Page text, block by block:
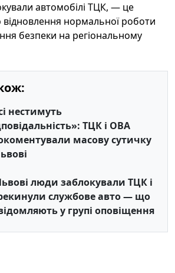
автомобілі ТЦК, — це
нормальної роботи
безпеки на регіональному
нестимуть
ТЦК і ОВА
масову сутичку
люди заблокували ТЦК і
службове авто — що
у групі оповіщення